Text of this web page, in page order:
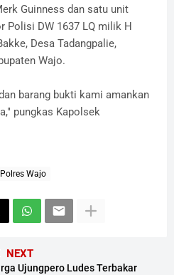
Guinness dan satu unit
Polisi DW 1637 LQ milik H
Desa Tadangpalie,
Wajo.
barang bukti kami amankan
pungkas Kapolsek
Polres Wajo
NEXT
Ujungpero Ludes Terbakar